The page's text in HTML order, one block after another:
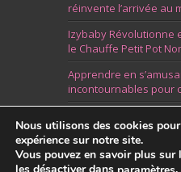
réinvente l’arrivée au
Izybaby Révolutionne
le Chauffe Petit Pot
Apprendre en
incontournables pour
Nous utilisons des cookies
expérience sur notre site.
Vous pouvez en savoir plus